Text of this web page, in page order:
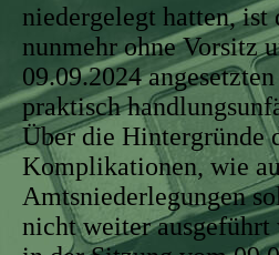
niedergelegt hatten,
nunmehr ohne Vorsitz
09.09.2024
praktisch
Über die Hintergründe
Komplikationen, wie
Amtsniederlegungen
nicht weiter ausgeführt